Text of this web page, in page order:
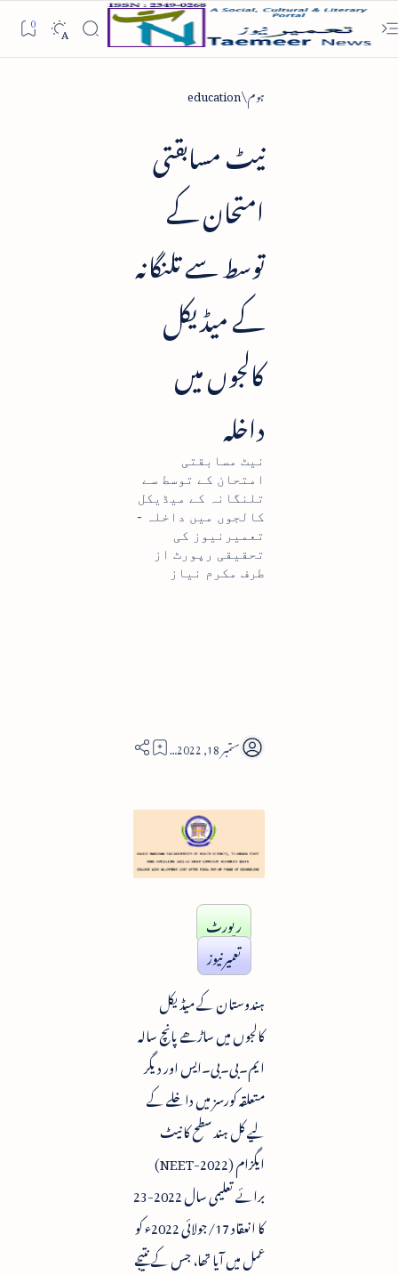
ہوم education
نیٹ مسابقتی
امتحان کے
توسط سے تلنگانہ
کے میڈیکل
کالجوں میں
داخلہ
نیٹ مسابقتی
امتحان کے توسط سے
تلنگانہ کے میڈیکل
کالجوں میں داخلہ -
تعمیرنیوز کی
تحقیقی رپورٹ از
طرف مکرم نیاز
5
رپورٹ
تعمیرنیوز
ہندوستان کے میڈیکل
کالجوں میں ساڑھے پانچ سالہ
ایم۔بی۔بی۔ایس اور دیگر
متعلقہ کورسز میں داخلے کے
لیے کل ہند سطح کا نیٹ
ایگزام (NEET-2022)
برائے تعلیمی سال 2022-23
کا انعقاد 17/جولائی 2022ء کو
عمل میں آیا تھا، جس کے نتیجے